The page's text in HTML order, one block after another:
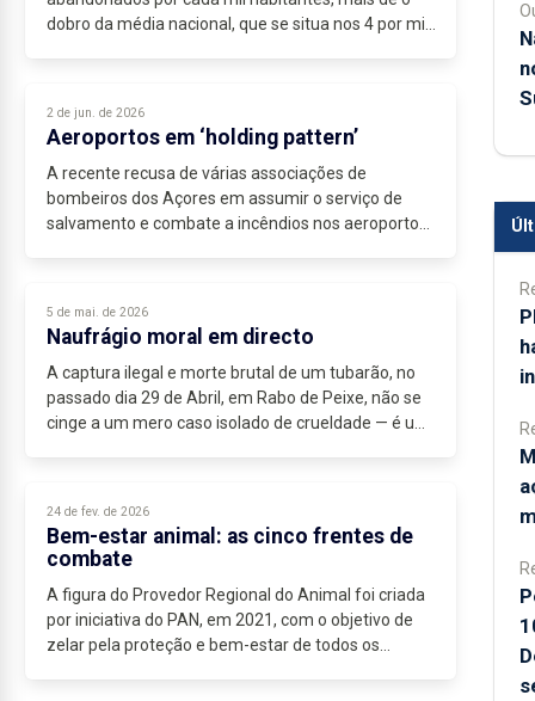
dobro da média nacional, que se situa nos 4 por mil
2 de jun. de 2026
Aeroportos em ‘holding pattern’
A recente recusa de várias associações de
bombeiros dos Açores em assumir o serviço de
salvamento e combate a incêndios nos aeroportos
5 de mai. de 2026
Naufrágio moral em directo
A captura ilegal e morte brutal de um tubarão, no
passado dia 29 de Abril, em Rabo de Peixe, não se
cinge a um mero caso isolado de crueldade — é um
24 de fev. de 2026
Bem-estar animal: as cinco frentes de
combate
A figura do Provedor Regional do Animal foi criada
por iniciativa do PAN, em 2021, com o objetivo de
zelar pela proteção e bem-estar de todos os